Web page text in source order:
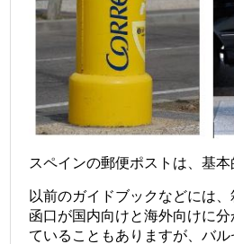
スペインの郵便ポストは、基本
以前のガイドブックなどには
函口が国内向けと海外向けに
ていることもありますが、バ